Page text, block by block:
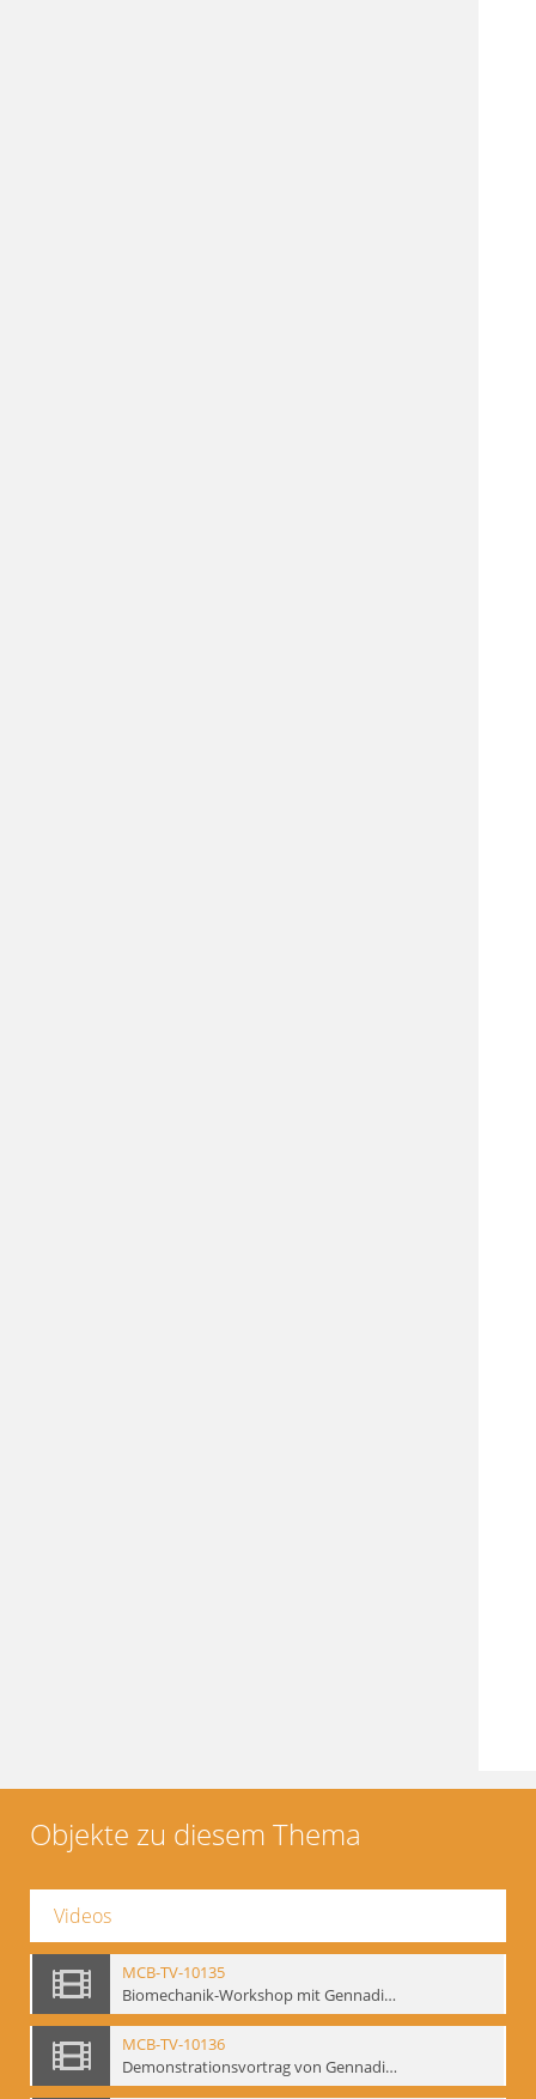
Objekte zu diesem Thema
Videos
MCB-TV-10135
Biomechanik-Workshop mit Gennadij Bogdanow, Berlin 1991 - Interne Signatur: BM-vid-50
MCB-TV-10136
Demonstrationsvortrag von Gennadij Bogdanow, Frankfurt a.M., 1992 - Interne Signatur: BM-vid-51